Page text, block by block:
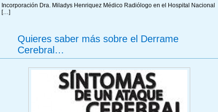
Incorporación Dra. Miladys Henriquez Médico Radiólogo en el Hospital Nacional
[…]
Quieres saber más sobre el Derrame
Cerebral…